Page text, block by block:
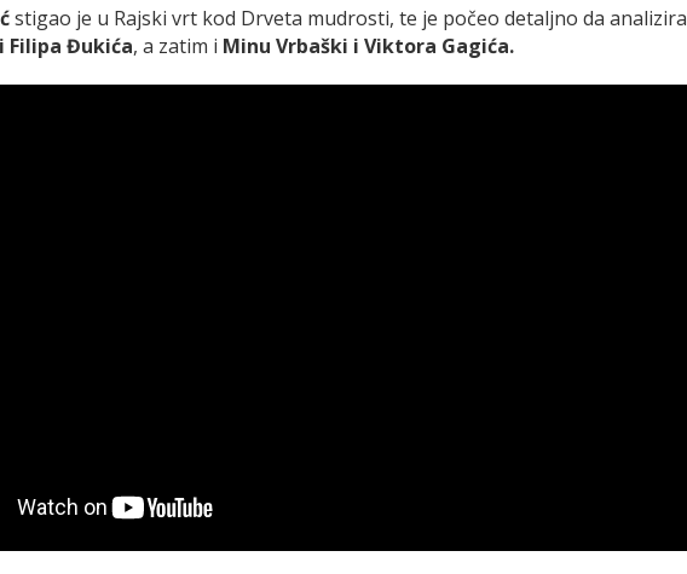
stigao je u Rajski vrt kod Drveta mudrosti, te je počeo detaljno da analizira
Filipa Đukića, a zatim i Minu Vrbaški i Viktora Gagića.